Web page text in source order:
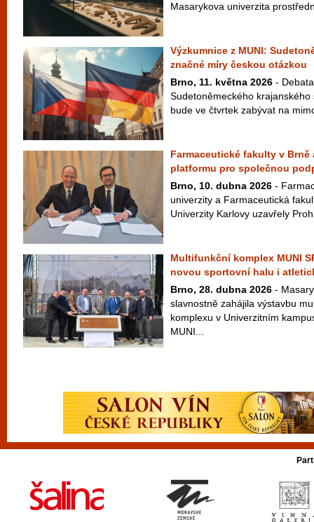
Masarykova univerzita
Výzkumnice z MUNI:
značné míry českou otázkou
Brno, 11. května 2026 -
Sudetoněmeckého
bude ve čtvrtek zabývat na
Farmaceutické fakulty v Brně
platformu pro společnou
Brno, 10. dubna 2026 -
univerzity a Farmaceutická
Univerzity Karlovy uzavřely
Multifunkční komplex MUNI
novou sportovní halu i
Brno, 28. dubna 2026 -
slavnostně zahájila výstavbu
komplexu v Univerzitním
MUNI...